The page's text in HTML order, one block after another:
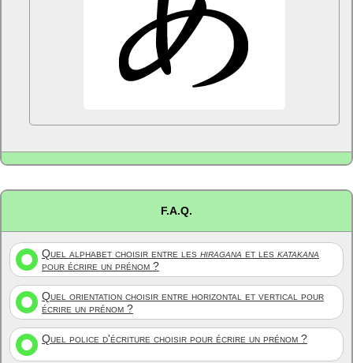
F.A.Q.
Quel alphabet choisir entre les hiragana et les katakana
pour écrire un prénom ?
Quel orientation choisir entre horizontal et vertical pour
écrire un prénom ?
Quel police d'écriture choisir pour écrire un prénom ?